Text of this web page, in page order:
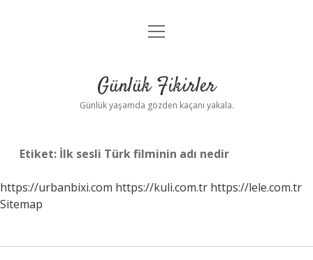
Anasayfa
Yasal Uyarı
menüyü
Günlük Fikirler
Günlük yaşamda gözden kaçanı yakala.
Etiket: İlk sesli Türk filminin adı nedir
https://urbanbixi.com https://kuli.com.tr https://lele.com.tr
Sitemap